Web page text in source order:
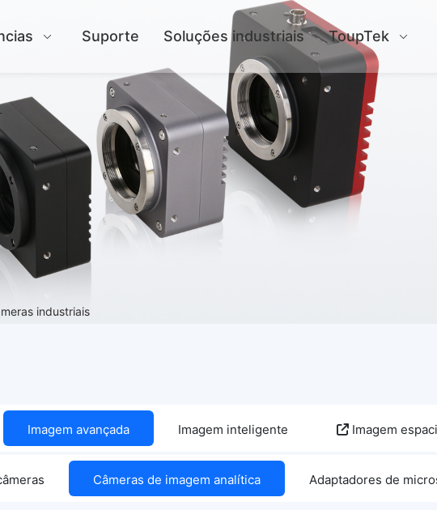
Suporte Soluções industriais ToupTek
industriais
Imagem avançada Imagem inteligente Imagem
Câmeras de imagem analítica Adaptadores de